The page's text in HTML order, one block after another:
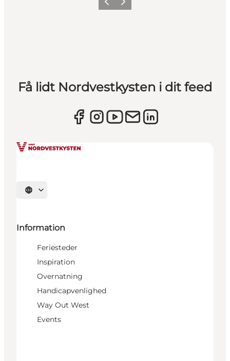
ForrigeNæste
Få lidt Nordvestkysten i dit feed
Vælg sprog
Information
Feriesteder
Inspiration
Overnatning
Handicapvenlighed
Way Out West
Events